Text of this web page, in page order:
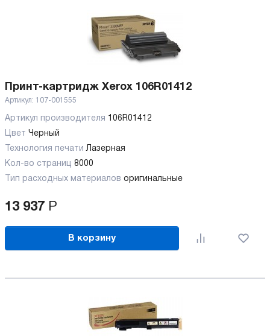
Принт-картридж Xerox 106R01412
Артикул: 107-001555
Артикул производителя
106R01412
Цвет Черный
Технология печатиЛазерная
Кол-во страниц 8000
Тип расходных материалов оригинальные
13 937 Р
В корзину